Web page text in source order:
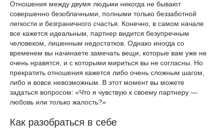
Отношения между двумя людьми никогда не бывают
совершенно безоблачными, полными только беззаботной
легкости и безграничного счастья. Конечно, в самом начале
все кажется идеальным, партнер видится безупречным
человеком, лишенным недостатков. Однако иногда со
временем вы начинаете замечать вещи, которые вам уже не
очень нравятся, и с которыми мириться вы не согласны. Но
прекратить отношения кажется либо очень сложным шагом,
либо и вовсе невозможным. В этот момент вы можете
задаться вопросом: «Что я чувствую к своему партнеру —
любовь или только жалость?»
Как разобраться в себе